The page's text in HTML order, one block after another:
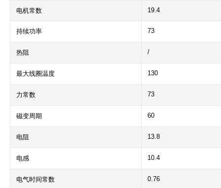
电机常数 19.4
持续功率 73
热阻 /
最大线圈温度 130
力常数 73
磁变周期 60
电阻 13.8
电感 10.4
电气时间常数 0.76